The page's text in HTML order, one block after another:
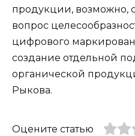
продукции, возможно,
вопрос
цифрового
создание отдельной
органической
Рыкова.
Оцените статью